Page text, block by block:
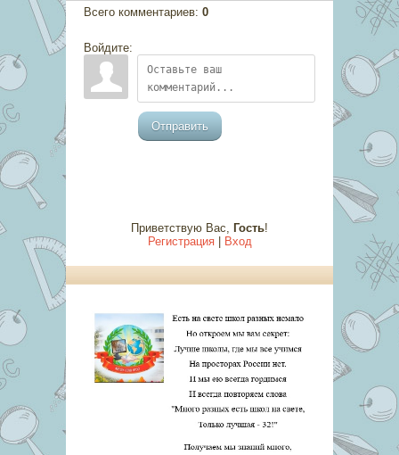
Всего комментариев: 0
Войдите:
Отправить
Приветствую Вас, Гость!
Регистрация| Вход